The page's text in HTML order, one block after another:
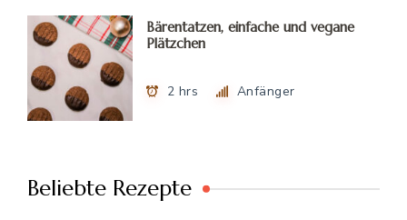
Bärentatzen, einfache und vegane
Plätzchen
2 hrs Anfänger
Beliebte Rezepte